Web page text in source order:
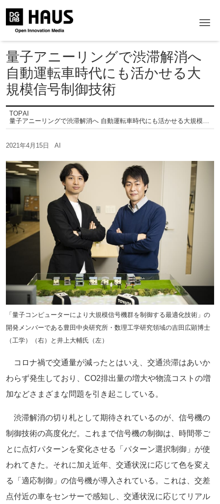
量子アニーリングで渋滞解消へ
自動運転車時代にも活かせる大
規模信号制御技術
TOPAI
量子アニーリングで渋滞解消へ 自動運転車時代にも活かせる大規模信号制御技術
2021年4月15日 AI
「量子コンピューターにより大規模信号機群を制御する最適化技術」の
開発メンバーである豊田中央研究所・数理工学研究領域の吉田広顕博士
（工学）（右）と井上大輔氏（左）
コロナ禍で交通量が減ったとはいえ、交通渋滞はあいか
わらず発生しており、CO2排出量の増大や物流コストの増
加などさまざまな問題を引き起こしている。
渋滞解消の切り札として期待されているのが、信号機の
制御技術の高度化だ。これまで信号機の制御は、時間帯ご
とに点灯パターンを変化させる「パターン選択制御」が使
われてきた。それに加え近年、交通状況に応じて色を変え
る「適応制御」の信号機が導入されている。これは、交差
点付近の車をセンサーで感知し、交通状況に応じてリアル